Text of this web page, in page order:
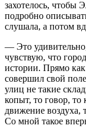
захотелось, чтобы
подробно
слушала, а потом
— Это
чувствую, что
истории. Прямо
совершил свой
улиц не такие
копыт, то говор,
движение
Со мной такое